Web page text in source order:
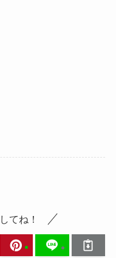
てね！